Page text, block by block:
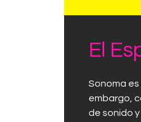
El
Sonoma
embargo,
de sonido